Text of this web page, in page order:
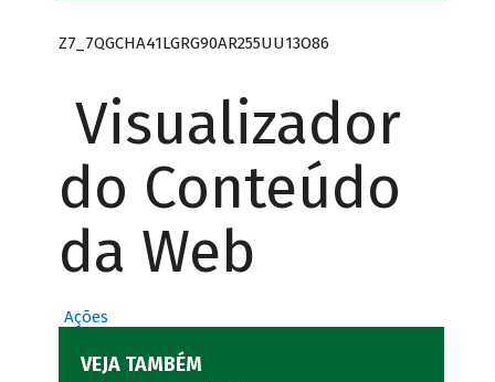
Z7_7QGCHA41LGRG90AR255UU13O86
Visualizador
do Conteúdo
da Web
Ações
VEJA TAMBÉM